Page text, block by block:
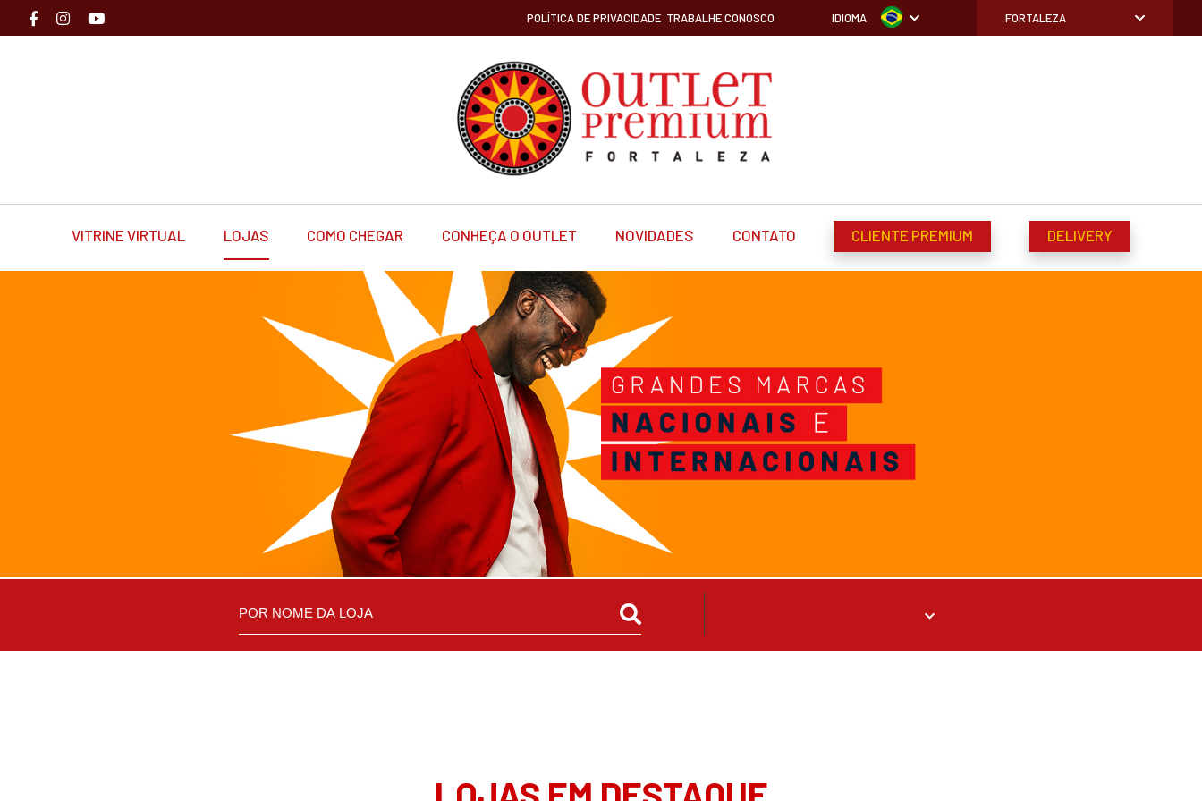
POLÍTICA DE PRIVACIDADE TRABALHE CONOSCO IDIOMA FORTALEZA
VITRINE VIRTUAL LOJAS COMO CHEGAR CONHEÇA O OUTLET NOVIDADES CONTATO CLIENTE PREMIUM DELIVERY